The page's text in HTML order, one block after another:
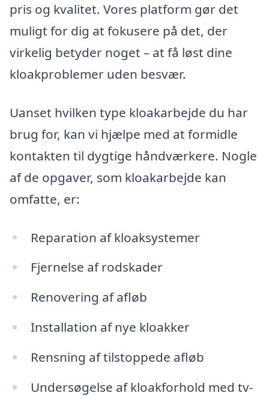
pris og kvalitet. Vores platform gør det
muligt for dig at fokusere på det, der
virkelig betyder noget – at få løst dine
kloakproblemer uden besvær.
Uanset hvilken type kloakarbejde du har
brug for, kan vi hjælpe med at formidle
kontakten til dygtige håndværkere. Nogle
af de opgaver, som kloakarbejde kan
omfatte, er:
Reparation af kloaksystemer
Fjernelse af rodskader
Renovering af afløb
Installation af nye kloakker
Rensning af tilstoppede afløb
Undersøgelse af kloakforhold med tv-